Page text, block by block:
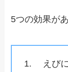
5つの効果が
えび